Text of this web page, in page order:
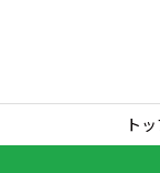
ト